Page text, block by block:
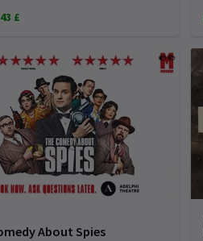
£
About Spies